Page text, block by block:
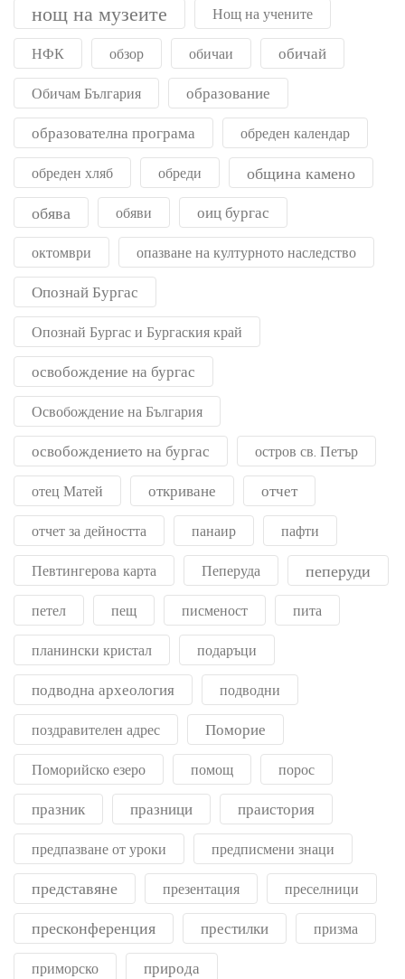
нощ на музеите Нощ на учените
НФК обзор обичаи обичай
Обичам България образование
образователна програма обреден календар
обреден хляб обреди
община камено
обява
обяви оиц бургас
октомври опазване на културното наследство
Опознай Бургас
Опознай Бургас и Бургаския край
освобождение на бургас
Освобождение на България
освобождението на бургас остров св. Петър
отец Матей откриване отчет
отчет за дейността панаир пафти
Певтингерова карта Пеперуда пеперуди
петел пещ писменост пита
планински кристал подаръци
подводна археология подводни
поздравителен адрес Поморие
Поморийско езеро помощ порос
празник празници праистория
предпазване от уроки предписмени знаци
представяне презентация преселници
пресконференция престилки призма
приморско природа